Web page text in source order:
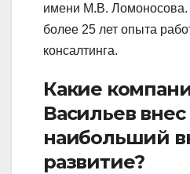
имени М.В. Ломоносова.
более 25 лет опыта
консалтинга.
Какие
Васильев внес
наибольший
развитие?